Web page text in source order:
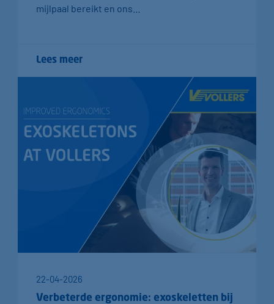
mijlpaal bereikt en ons…
Lees meer
22-04-2026
Verbeterde ergonomie: exoskeletten bij